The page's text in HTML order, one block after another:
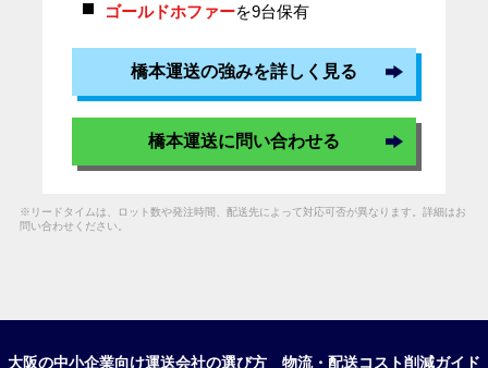
ゴールドホファーを9台保有
橋本運送の強みを詳しく見る
橋本運送に問い合わせる
※リードタイムは、ロット数や発注時間、配送先によって対応可否が異なります。詳細はお
問い合わせください。
大阪の中小企業向け運送会社の選び方 物流・配送コスト削減ガイド